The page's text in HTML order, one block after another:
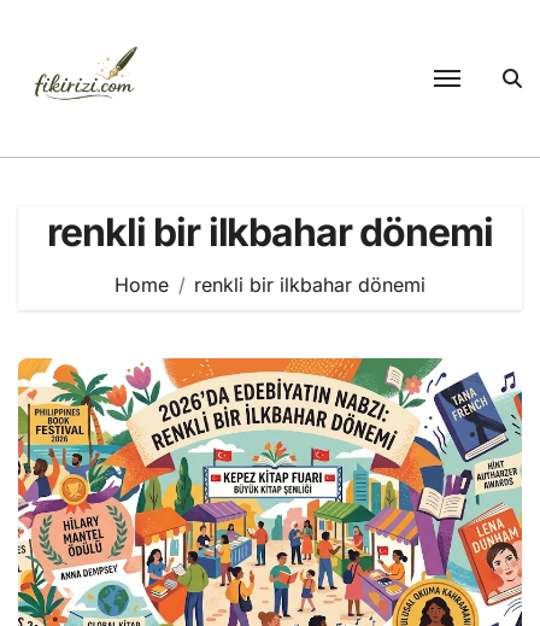
renkli bir ilkbahar dönemi
Home renkli bir ilkbahar dönemi